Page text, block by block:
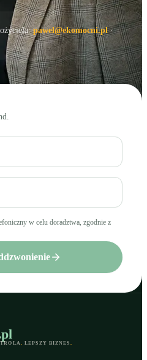
pawel@ekomocni.pl·
w celu doradztwa, zgodnie z
. LEPSZY BIZNES .